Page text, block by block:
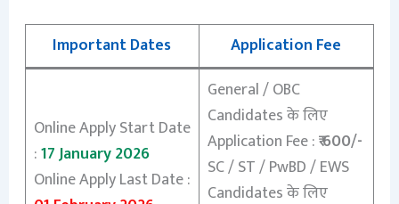
Important Dates Application Fee
Online Apply Start Date
:17 January 2026
Online Apply Last Date :
General / OBC
Candidates के लिए
Application Fee :₹ 600/-
SC / ST / PwBD / EWS
Candidates के लिए